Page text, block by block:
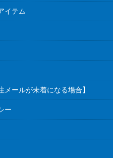
イテム
メールが未着になる場合】
ー